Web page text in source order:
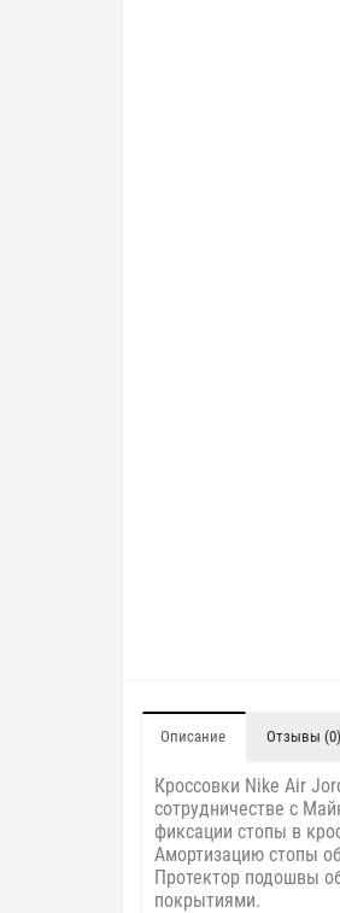
Описание Отзывы (0)
Кроссовки Nike Air
сотрудничестве с
фиксации стопы в
Амортизацию стопы
Протектор подошвы
покрытиями.